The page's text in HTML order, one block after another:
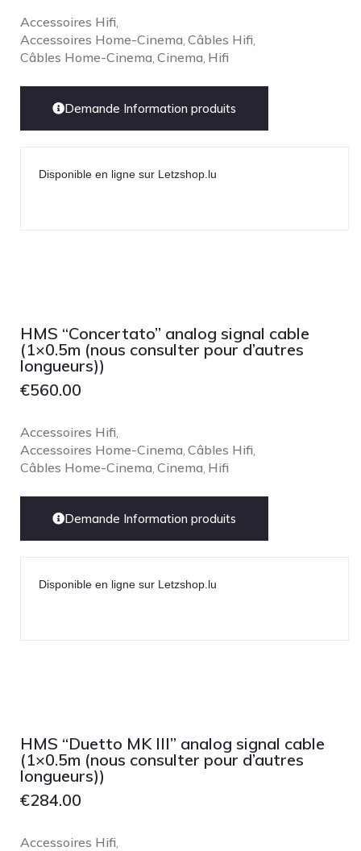
Accessoires Hifi
Accessoires Home-Cinema Câbles Hifi
Câbles Home-Cinema Cinema Hifi
Demande Information produits
Disponible en ligne sur Letzshop.lu
HMS “Concertato” analog signal cable
(1×0.5m (nous consulter pour d’autres
longueurs))
€560.00
Accessoires Hifi
Accessoires Home-Cinema Câbles Hifi
Câbles Home-Cinema Cinema Hifi
Demande Information produits
Disponible en ligne sur Letzshop.lu
HMS “Duetto MK III” analog signal cable
(1×0.5m (nous consulter pour d’autres
longueurs))
€284.00
Accessoires Hifi